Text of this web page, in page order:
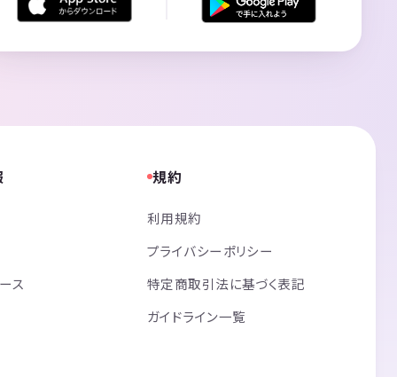
ス
規約
利用規約
プライバシーポリシー
特定商取引法に基づく表記
ガイドライン一覧